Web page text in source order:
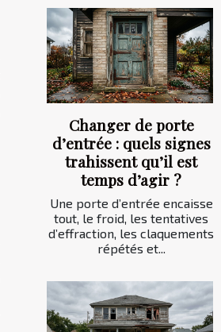
Changer de porte
d’entrée : quels signes
trahissent qu’il est
temps d’agir ?
Une porte d’entrée encaisse
tout, le froid, les tentatives
d’effraction, les claquements
répétés et...